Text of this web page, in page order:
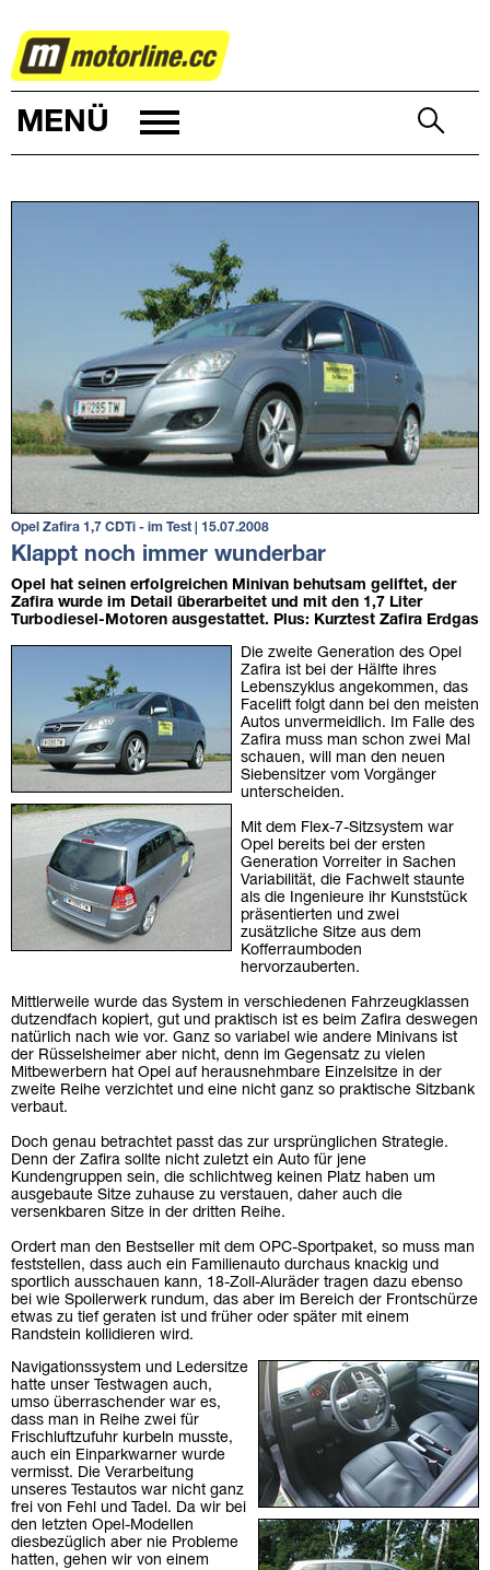
AUTOWELT
MENÜ
Opel Zafira 1,7 CDTi - im Test | 15.07.2008
Klappt noch immer wunderbar
Opel hat seinen erfolgreichen Minivan behutsam geliftet, der
Zafira wurde im Detail überarbeitet und mit den 1,7 Liter
Turbodiesel-Motoren ausgestattet.
Plus: Kurztest Zafira Erdgas
Die zweite Generation des Opel
Zafira ist bei der Hälfte ihres
Lebenszyklus angekommen, das
Facelift folgt dann bei den meisten
Autos unvermeidlich. Im Falle des
Zafira muss man schon zwei Mal
schauen, will man den neuen
Siebensitzer vom Vorgänger
unterscheiden.
Mit dem Flex-7-Sitzsystem war
Opel bereits bei der ersten
Generation Vorreiter in Sachen
Variabilität, die Fachwelt staunte
als die Ingenieure ihr Kunststück
präsentierten und zwei
zusätzliche Sitze aus dem
Kofferraumboden
hervorzauberten.
Mittlerweile wurde das System in verschiedenen Fahrzeugklassen
dutzendfach kopiert, gut und praktisch ist es beim Zafira deswegen
natürlich nach wie vor. Ganz so variabel wie andere Minivans ist
der Rüsselsheimer aber nicht, denn im Gegensatz zu vielen
Mitbewerbern hat Opel auf herausnehmbare Einzelsitze in der
zweite Reihe verzichtet und eine nicht ganz so praktische Sitzbank
verbaut.
Doch genau betrachtet passt das zur ursprünglichen Strategie.
Denn der Zafira sollte nicht zuletzt ein Auto für jene
Kundengruppen sein, die schlichtweg keinen Platz haben um
ausgebaute Sitze zuhause zu verstauen, daher auch die
versenkbaren Sitze in der dritten Reihe.
Ordert man den Bestseller mit dem OPC-Sportpaket, so muss man
feststellen, dass auch ein Familienauto durchaus knackig und
sportlich ausschauen kann, 18-Zoll-Aluräder tragen dazu ebenso
bei wie Spoilerwerk rundum, das aber im Bereich der Frontschürze
etwas zu tief geraten ist und früher oder später mit einem
Randstein kollidieren wird.
Navigationssystem und Ledersitze
hatte unser Testwagen auch,
umso überraschender war es,
dass man in Reihe zwei für
Frischluftzufuhr kurbeln musste,
auch ein Einparkwarner wurde
vermisst. Die Verarbeitung
unseres Testautos war nicht ganz
frei von Fehl und Tadel. Da wir bei
den letzten Opel-Modellen
diesbezüglich aber nie Probleme
hatten, gehen wir von einem